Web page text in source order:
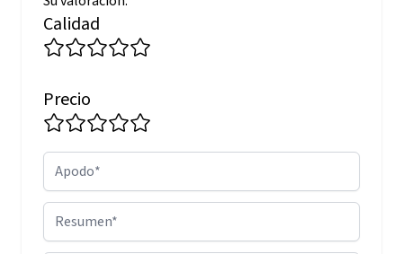
Calidad
Precio
Apodo
Resumen